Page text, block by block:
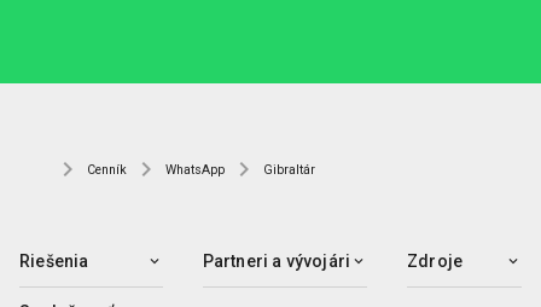
Cenník WhatsApp Gibraltár
Riešenia Partneri a vývojári Zdroje